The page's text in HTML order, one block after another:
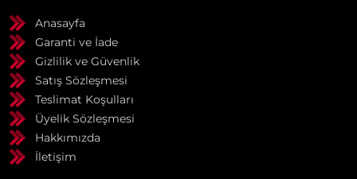
Anasayfa
Garanti ve İade
Gizlilik ve Güvenlik
Satış Sözleşmesi
Teslimat Koşulları
Üyelik Sözleşmesi
Hakkımızda
İletişim